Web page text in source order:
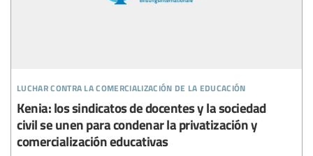
luchar contra la comercialización de la educación
Kenia: los sindicatos de docentes y la sociedad
civil se unen para condenar la privatización y
comercialización educativas